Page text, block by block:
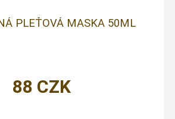
PLEŤOVÁ MASKA 50ML
88 CZK